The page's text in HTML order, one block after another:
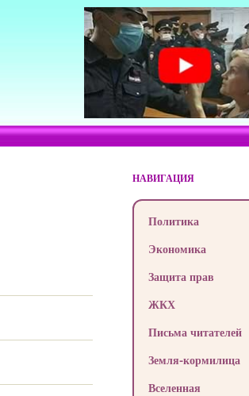
НАВИГАЦИЯ
Политика
Экономика
Защита прав
ЖКХ
Письма читателей
Земля-кормилица
Вселенная